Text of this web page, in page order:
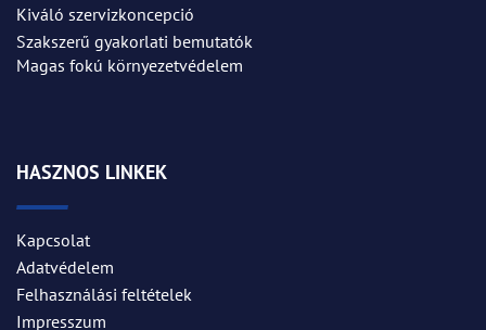
Kiváló szervizkoncepció
Szakszerű gyakorlati bemutatók
Magas fokú környezetvédelem
HASZNOS LINKEK
Kapcsolat
Adatvédelem
Felhasználási feltételek
Impresszum